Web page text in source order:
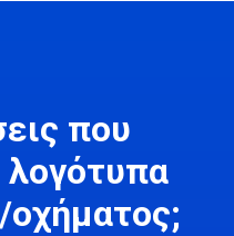
που
λογότυπα
οχήματος;